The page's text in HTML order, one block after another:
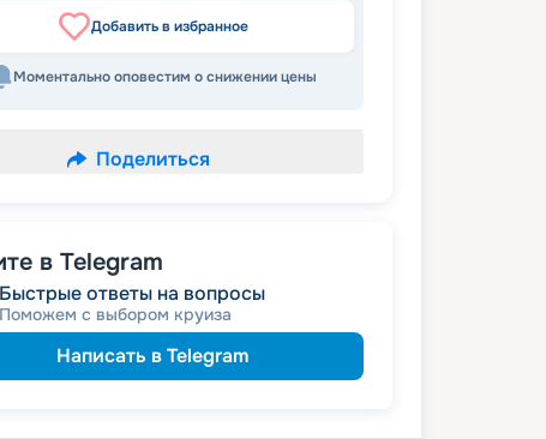
Добавить в избранное
Моментально оповестим о снижении цены
Поделиться
в Telegram
Быстрые ответы на вопросы
Поможем с выбором круиза
Написать в Telegram